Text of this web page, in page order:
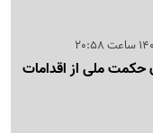
حکمت ملی از اقدامات